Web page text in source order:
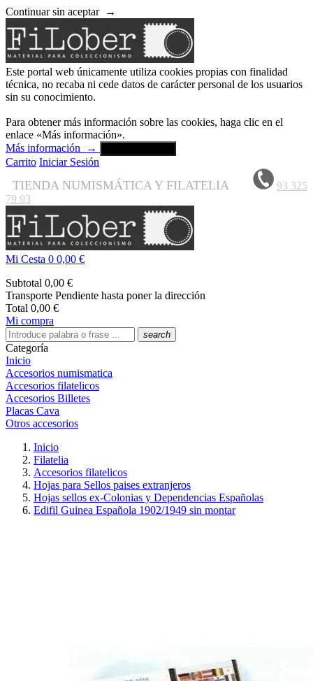
Continuar sin aceptar →
Este portal web únicamente utiliza cookies propias con finalidad
técnica, no recaba ni cede datos de carácter personal de los usuarios
sin su conocimiento.
Para obtener más información sobre las cookies, haga clic en el
enlace «Más información».
Más información
→
Carrito Iniciar Sesión
TIENDA NUMISMÁTICA Y FILATELIA
93 325
79 93
Mi Cesta 0 0,00 €
Subtotal 0,00 €
Transporte Pendiente hasta poner la dirección
Total 0,00 €
Mi compra
search
Categoría
Inicio
Accesorios numismatica
Accesorios filatelicos
Accesorios Billetes
Placas Cava
Otros accesorios
Inicio
Filatelia
Accesorios filatelicos
Hojas para Sellos paises extranjeros
Hojas sellos ex-Colonias y Dependencias Españolas
Edifil Guinea Española 1902/1949 sin montar